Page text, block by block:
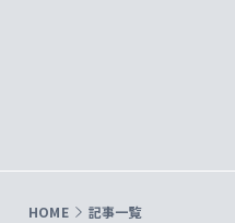
HOME 記事一覧